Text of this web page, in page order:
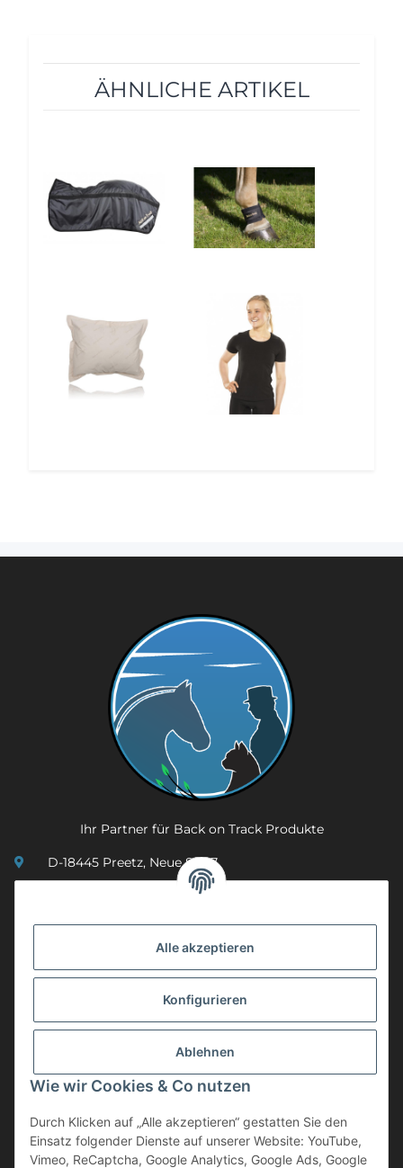
Alle akzeptieren
Konfigurieren
Ablehnen
Wie wir Cookies & Co nutzen
Durch Klicken auf „Alle akzeptieren“ gestatten Sie den
Einsatz folgender Dienste auf unserer Website: YouTube,
Vimeo, ReCaptcha, Google Analytics, Google Ads, Google
ÄHNLICHE ARTIKEL
12%
Ihr Partner für Back on Track Produkte
D-18445 Preetz, Neue Str. 7
info@mobility-in-harmony.de
Informationen
Back on Track
ZAHLUNGSMETHODEN